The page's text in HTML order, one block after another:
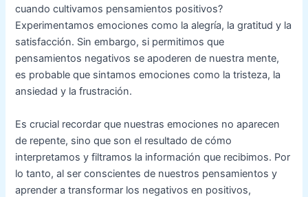
cuando cultivamos pensamientos positivos?
Experimentamos emociones como la alegría, la gratitud y la
satisfacción. Sin embargo, si permitimos que
pensamientos negativos se apoderen de nuestra mente,
es probable que sintamos emociones como la tristeza, la
ansiedad y la frustración.
Es crucial recordar que nuestras emociones no aparecen
de repente, sino que son el resultado de cómo
interpretamos y filtramos la información que recibimos. Por
lo tanto, al ser conscientes de nuestros pensamientos y
aprender a transformar los negativos en positivos,